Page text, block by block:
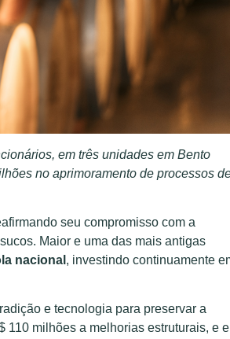
em três unidades em Bento
no aprimoramento de processos
seu compromisso com a
Maior e uma das mais antigas
nacional , investindo continuamente
e tecnologia para preservar a
110 milhões a melhorias estruturais, e